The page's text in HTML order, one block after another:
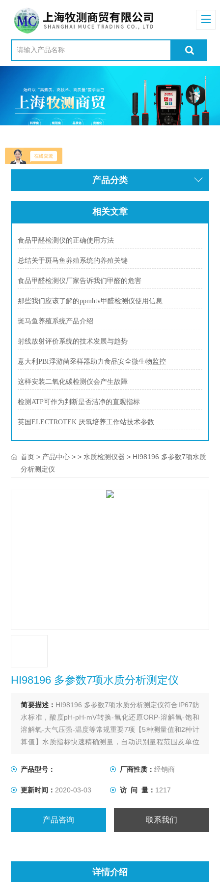
产品分类
相关文章
食品甲醛检测仪的正确使用方法
总结关于斑马鱼养殖系统的养殖关键
食品甲醛检测仪厂家告诉我们甲醛的危害
那些我们应该了解的ppmhtv甲醛检测仪使用信息
斑马鱼养殖系统产品介绍
射线放射评价系统的技术发展与趋势
意大利PBI浮游菌采样器助力食品安全微生物监控
这样安装二氧化碳检测仪会产生故障
检测ATP可作为判断是否洁净的直观指标
英国ELECTROTEK 厌氧培养工作站技术参数
首页 > 产品中心 > > 水质检测仪器 > HI98196 多参数7项水质
分析测定仪
HI98196 多参数7项水质分析测定仪
简要描述： HI98196 多参数7项水质分析测定仪符合IP67防
水标准，酸度pH-pH-mV转换-氧化还原ORP-溶解氧-饱和
溶解氧-大气压强-温度等常规重要7项【5种测量值和2种计
算值】水质指标快速精确测量，自动识别量程范围及单位
快速查询相关数据，酸度核查功能，自动识别校准和用户
数据存储，数据
产品型号： 厂商性质： 经销商
更新时间： 2020-03-03 访 问 量： 1217
产品咨询 联系我们
详情介绍